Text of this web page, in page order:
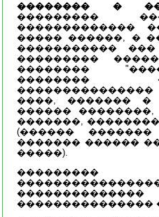
�������� �
���������
�������������
����� ������, �
�����������
���������
��������
��������
����, ������� �
������
�������,
(������
������� ������
�����).
���������������